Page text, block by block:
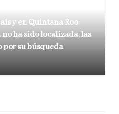
y en Quintana Roo:
ha sido localizada; las
por su búsqueda